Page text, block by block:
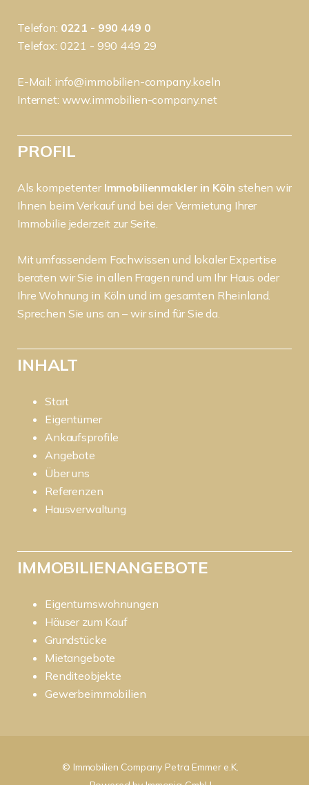
Telefon: 0221 - 990 449 0
Telefax: 0221 - 990 449 29
E-Mail: info@immobilien-company.koeln
Internet: www.immobilien-company.net
PROFIL
Als kompetenter Immobilienmakler in Kölnstehen wir
Ihnen beim Verkauf und bei der Vermietung Ihrer
Immobilie jederzeit zur Seite.
Mit umfassendem Fachwissen und lokaler Expertise
beraten wir Sie in allen Fragen rund um Ihr Haus oder
Ihre Wohnung in Köln und im gesamten Rheinland.
Sprechen Sie uns an – wir sind für Sie da.
INHALT
Start
Eigentümer
Ankaufsprofile
Angebote
Über uns
Referenzen
Hausverwaltung
IMMOBILIENANGEBOTE
Eigentumswohnungen
Häuser zum Kauf
Grundstücke
Mietangebote
Renditeobjekte
Gewerbeimmobilien
© Immobilien Company Petra Emmer e.K.